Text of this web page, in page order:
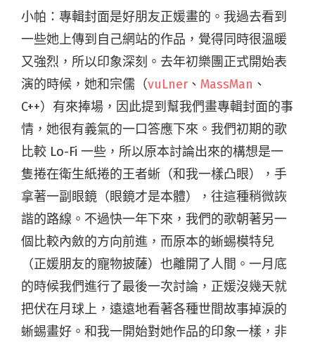
小帕：專輯封面是好朋友正媛畫的。我過去看到
一些她上傳到自己網站的作品，覺得同時很溫暖
又強烈，所以印象深刻。去年初樂團正式開始表
演的時候，她和宗儒（vuLner 、 MassMan 、
C++）有來捧場，因此提到幫我們畫專輯封面的事
情，她很有義氣的一口答應下來。我們初期的歌
比較 Lo-Fi 一些，所以原本討論出來的構想是一
隻捲在衛生紙捲的王者蜥（和我一樣凸眼），手
拿著一副眼鏡（眼鏡才是本體），往這種稍微詼
諧的路線。不過快一年下來，我們的歌朝著另一
個比較內斂的方向前進，而原本的蜥蜴模特兒
（正媛朋友的寵物披薩）也離開了人間。一月底
的時候我們進行了最後一次討論，正媛沒幾天就
把伏在月球上，遠遠地看著各種世間故事掉淚的
蜥蜴畫好。和我一開始對她作品的印象一樣，非